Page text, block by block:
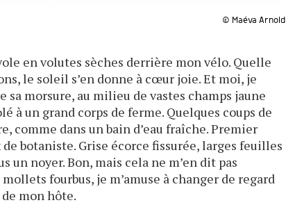
© Maéva Arnold
en volutes sèches derrière mon vélo. Quelle
le soleil s’en donne à cœur joie. Et moi, je
morsure, au milieu de vastes champs jaune
à un grand corps de ferme. Quelques coups de
comme dans un bain d’eau fraîche. Premier
botaniste. Grise écorce fissurée, larges feuilles
un noyer. Bon, mais cela ne m’en dit pas
fourbus, je m’amuse à changer de regard
mon hôte.